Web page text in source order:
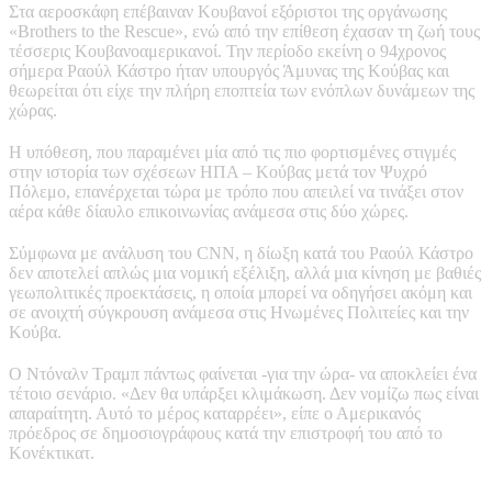
Στα αεροσκάφη επέβαιναν Κουβανοί εξόριστοι της οργάνωσης
«Brothers to the Rescue», ενώ από την επίθεση έχασαν τη ζωή τους
τέσσερις Κουβανοαμερικανοί. Την περίοδο εκείνη ο 94χρονος
σήμερα Ραούλ Κάστρο ήταν υπουργός Άμυνας της Κούβας και
θεωρείται ότι είχε την πλήρη εποπτεία των ενόπλων δυνάμεων της
χώρας.
Η υπόθεση, που παραμένει μία από τις πιο φορτισμένες στιγμές
στην ιστορία των σχέσεων ΗΠΑ – Κούβας μετά τον Ψυχρό
Πόλεμο, επανέρχεται τώρα με τρόπο που απειλεί να τινάξει στον
αέρα κάθε δίαυλο επικοινωνίας ανάμεσα στις δύο χώρες.
Σύμφωνα με ανάλυση του CNN, η δίωξη κατά του Ραούλ Κάστρο
δεν αποτελεί απλώς μια νομική εξέλιξη, αλλά μια κίνηση με βαθιές
γεωπολιτικές προεκτάσεις, η οποία μπορεί να οδηγήσει ακόμη και
σε ανοιχτή σύγκρουση ανάμεσα στις Ηνωμένες Πολιτείες και την
Κούβα.
Ο Ντόναλν Τραμπ πάντως φαίνεται -για την ώρα- να αποκλείει ένα
τέτοιο σενάριο. «Δεν θα υπάρξει κλιμάκωση. Δεν νομίζω πως είναι
απαραίτητη. Αυτό το μέρος καταρρέει», είπε ο Αμερικανός
πρόεδρος σε δημοσιογράφους κατά την επιστροφή του από το
Κονέκτικατ.